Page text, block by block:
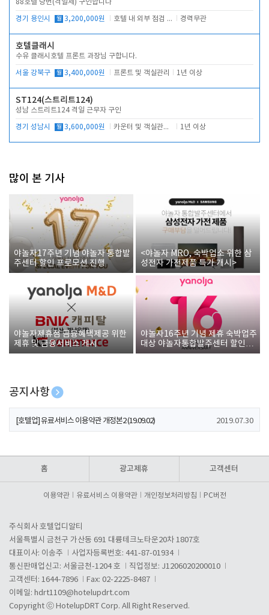
88호텔 당번(격일제) 구인합니다
경기 용인시 월 3,200,000원 호텔 내 외부 점검 및 프런트 운영 경력무관
호텔클래시
수유 클래시호텔 프론트 과장님 구합니다.
서울 강북구 월 3,400,000원 프론트 및 객실관리 1년 이상
ST124(스트리트124)
성남 스트리트124 격일 근무자 구인
경기 성남시 월 3,600,000원 카운터 및 객실관리 전반 1년 이상
많이 본 기사
야놀자17주년 기념 야놀자 통합발
주센터 할인 프로모션 진행
<야놀자 MRO, 숙박업소 위한 삼
성전자 가전제품 특가 개시>
야놀자제휴점 금융혜택제공 위한
제휴 및 금융서비스 게시
야놀자16주년 기념 제휴 숙박업주
대상 야놀자통합발주센터 할인쿠
폰 증정
공지사항
[호텔업] 개인정보 처리방침 개정본1 (19.09.02)
[호텔업] 유료서비스 이용약관 개정본2 (19.09.02) 2019.07.30
홈 광고제휴 고객센터
이용약관 유료서비스 이용약관 개인정보처리방침 PC버전
주식회사 호텔업디알티
서울특별시 금천구 가산동 691 대륭테크노타운20차 1807호
대표이사: 이송주
사업자등록번호: 441-87-01934
통신판매업신고: 서울금천-1204 호
직업정보: J1206020200010
고객센터: 1644-7896
Fax: 02-2225-8487
이메일: hdrt1109@hotelupdrt.com
Copyright ⓒ HotelupDRT Corp. All Right Reserved.